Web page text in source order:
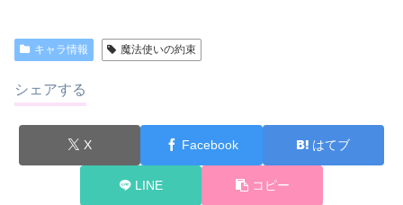
キャラ情報 魔法使いの約束
シェアする
X Facebook はてブ
LINE コピー